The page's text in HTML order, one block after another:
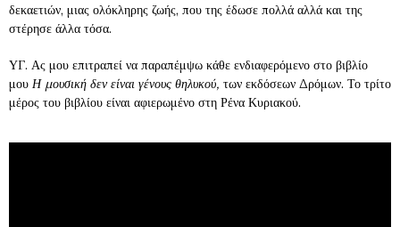
δεκαετιών, μιας ολόκληρης ζωής, που της έδωσε πολλά αλλά και της
στέρησε άλλα τόσα.
ΥΓ. Ας μου επιτραπεί να παραπέμψω κάθε ενδιαφερόμενο στο βιβλίο
μου Η μουσική δεν είναι γένους θηλυκού, των εκδόσεων Δρόμων. Το τρίτο
μέρος του βιβλίου είναι αφιερωμένο στη Ρένα Κυριακού.